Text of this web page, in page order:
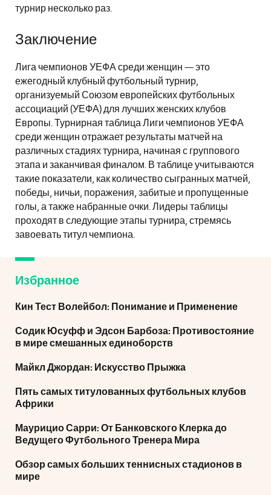
турнир несколько раз.
Заключение
Лига чемпионов УЕФА среди женщин — это
ежегодный клубный футбольный турнир,
организуемый Союзом европейских футбольных
ассоциаций (УЕФА) для лучших женских клубов
Европы. Турнирная таблица Лиги чемпионов УЕФА
среди женщин отражает результаты матчей на
различных стадиях турнира, начиная с группового
этапа и заканчивая финалом. В таблице учитываются
такие показатели, как количество сыгранных матчей,
победы, ничьи, поражения, забитые и пропущенные
голы, а также набранные очки. Лидеры таблицы
проходят в следующие этапы турнира, стремясь
завоевать титул чемпиона.
Избранное
Кин Тест Волейбол: Понимание и Применение
Содик Юсуфф и Эдсон Барбоза: Противостояние
в мире смешанных единоборств
Майкл Джордан: Искусство Прыжка
Пять самых титулованных футбольных клубов
Африки
Маурицио Сарри: От Банковского Клерка до
Ведущего Футбольного Тренера Мира
Обзор самых больших теннисных стадионов в
мире